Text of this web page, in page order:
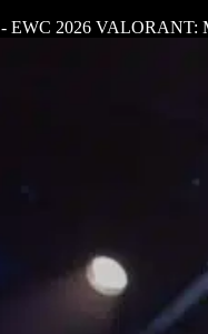
- EWC 2026 VALORANT: